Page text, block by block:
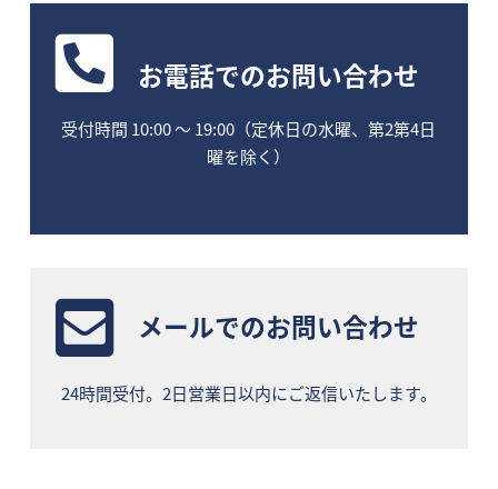
お電話でのお問い合わせ
受付時間 10:00 〜 19:00（定休日の水曜、第2第4日
曜を除く）
メールでのお問い合わせ
24時間受付。2日営業日以内にご返信いたします。